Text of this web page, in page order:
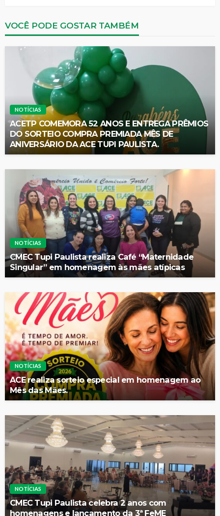
VOCÊ PODE GOSTAR TAMBÉM
NOTÍCIAS
ACETP COMEMORA 52 ANOS E ENTREGA PRÊMIOS
DO SORTEIO COMPRA PREMIADA MÊS DE
ANIVERSÁRIO DA ACE TUPI PAULISTA.
NOTÍCIAS
CMEC Tupi Paulista realiza Café “Maternidade
Singular” em homenagem às mães atípicas
NOTÍCIAS
ACE realiza sorteio especial em homenagem ao
Mês das Mães.
NOTÍCIAS
CMEC Tupi Paulista celebra 2 anos com
homenagens e lançamento da 3ª FeME